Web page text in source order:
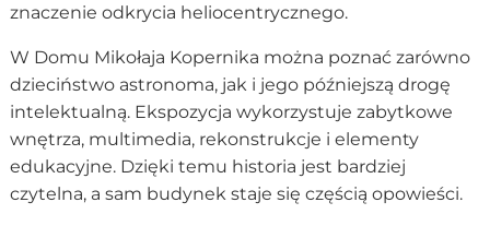
znaczenie odkrycia heliocentrycznego.
W Domu Mikołaja Kopernika można poznać zarówno
dzieciństwo astronoma, jak i jego późniejszą drogę
intelektualną. Ekspozycja wykorzystuje zabytkowe
wnętrza, multimedia, rekonstrukcje i elementy
edukacyjne. Dzięki temu historia jest bardziej
czytelna, a sam budynek staje się częścią opowieści.